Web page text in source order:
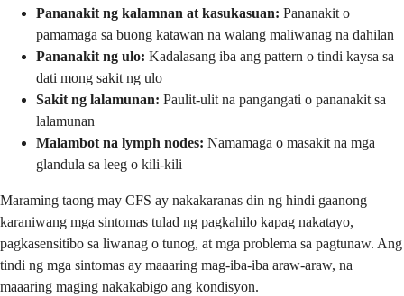
Pananakit ng kalamnan at kasukasuan: Pananakit o
pamamaga sa buong katawan na walang maliwanag na dahilan
Pananakit ng ulo: Kadalasang iba ang pattern o tindi kaysa sa
dati mong sakit ng ulo
Sakit ng lalamunan: Paulit-ulit na pangangati o pananakit sa
lalamunan
Malambot na lymph nodes: Namamaga o masakit na mga
glandula sa leeg o kili-kili
Maraming taong may CFS ay nakakaranas din ng hindi gaanong
karaniwang mga sintomas tulad ng pagkahilo kapag nakatayo,
pagkasensitibo sa liwanag o tunog, at mga problema sa pagtunaw. Ang
tindi ng mga sintomas ay maaaring mag-iba-iba araw-araw, na
maaaring maging nakakabigo ang kondisyon.